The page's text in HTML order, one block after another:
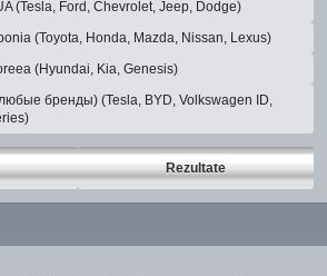
(Tesla, Ford, Chevrolet, Jeep, Dodge)
(Toyota, Honda, Mazda, Nissan, Lexus)
(Hyundai, Kia, Genesis)
бренды) (Tesla, BYD, Volkswagen ID,
Rezultate